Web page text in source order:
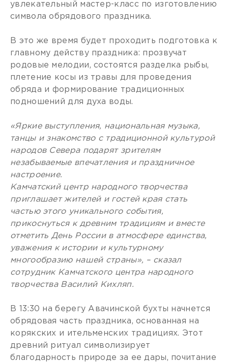
увлекательный мастер-класс по изготовлению
символа обрядового праздника.
В это же время будет проходить подготовка к
главному действу праздника: прозвучат
родовые мелодии, состоятся разделка рыбы,
плетение косы из травы для проведения
обряда и формирование традиционных
подношений для духа воды.
«Яркие выступления, национальная музыка,
танцы и знакомство с традиционной культурой
народов Севера подарят зрителям
незабываемые впечатления и праздничное
настроение.
Камчатский центр народного творчества
приглашает жителей и гостей края стать
частью этого уникального события,
прикоснуться к древним традициям и вместе
отметить День России в атмосфере единства,
уважения к истории и культурному
многообразию нашей страны», – сказал
сотрудник Камчатского центра народного
творчества Василий Кихляп.
В 13:30 на берегу Авачинской бухты начнется
обрядовая часть праздника, основанная на
корякских и ительменских традициях. Этот
древний ритуал символизирует
благодарность природе за ее дары, почитание